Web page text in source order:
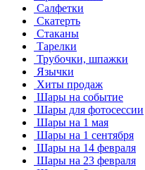
Салфетки
Скатерть
Стаканы
Тарелки
Трубочки, шпажки
Язычки
Хиты продаж
Шары на событие
Шары для фотосессии
Шары на 1 мая
Шары на 1 сентября
Шары на 14 февраля
Шары на 23 февраля